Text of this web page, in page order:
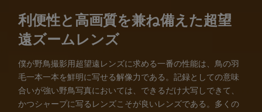
利便性と高画質を兼ね備えた超望
遠ズームレンズ
僕が野鳥撮影用超望遠レンズに求める一番の性能は、鳥の羽
毛一本一本を鮮明に写せる解像力である。記録としての意味
合いが強い野鳥写真においては、できるだけ大写しできて、
かつシャープに写るレンズこそが良いレンズである。多くの